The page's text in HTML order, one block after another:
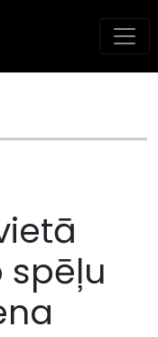
spēļu